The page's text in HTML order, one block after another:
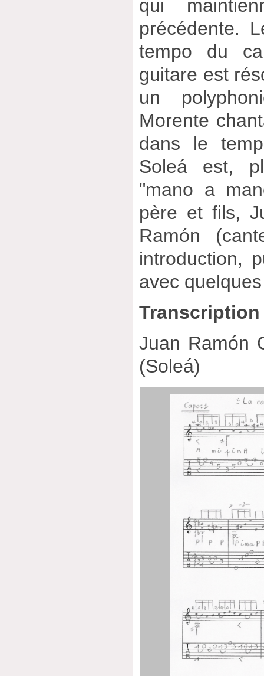
qui
précédente.
tempo du
guitare est
un
Morente
dans le
Soleá est,
"mano a
père et fils,
Ramón
introduction,
avec
Transcription
Juan Ramón
(Soleá)